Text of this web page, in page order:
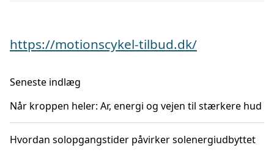
https://motionscykel-tilbud.dk/
Seneste indlæg
Når kroppen heler: Ar, energi og vejen til stærkere hud
Hvordan solopgangstider påvirker solenergiudbyttet